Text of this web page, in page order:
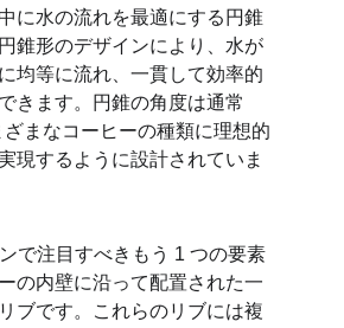
に水の流れを最適にする円錐
錐形のデザインにより、水が
均等に流れ、一貫して効率的
きます。円錐の角度は通常
まなコーヒーの種類に理想的
現するように設計されていま
で注目すべきもう 1 つの要素
の内壁に沿って配置された一
ブです。これらのリブには複